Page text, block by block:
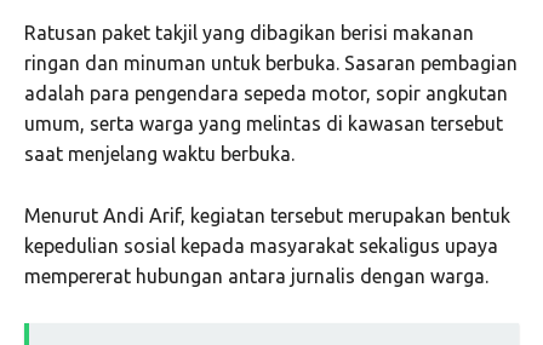
Ratusan paket takjil yang dibagikan berisi makanan
ringan dan minuman untuk berbuka. Sasaran pembagian
adalah para pengendara sepeda motor, sopir angkutan
umum, serta warga yang melintas di kawasan tersebut
saat menjelang waktu berbuka.
Menurut Andi Arif, kegiatan tersebut merupakan bentuk
kepedulian sosial kepada masyarakat sekaligus upaya
mempererat hubungan antara jurnalis dengan warga.